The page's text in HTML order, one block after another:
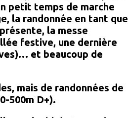
petit temps de marche
la randonnée en tant que
la messe
festive, une dernière
et beaucoup de
mais de randonnées de
500m D+).